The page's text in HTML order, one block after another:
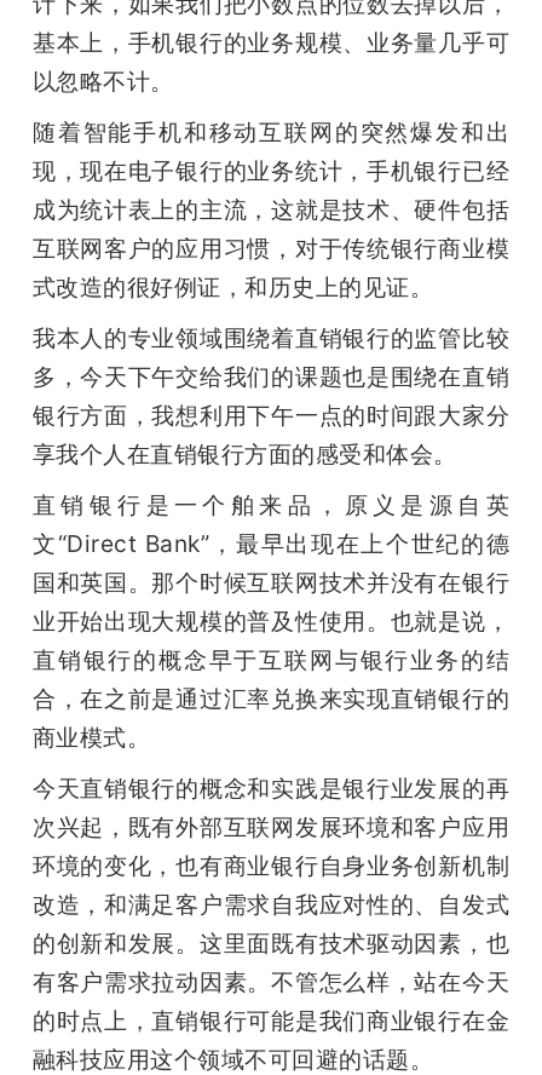
基本上，手机银行的业务规模、业务量几乎可
以忽略不计。
随着智能手机和移动互联网的突然爆发和出
现，现在电子银行的业务统计，手机银行已经
成为统计表上的主流，这就是技术、硬件包括
互联网客户的应用习惯，对于传统银行商业模
式改造的很好例证，和历史上的见证。
我本人的专业领域围绕着直销银行的监管比较
多，今天下午交给我们的课题也是围绕在直销
银行方面，我想利用下午一点的时间跟大家分
享我个人在直销银行方面的感受和体会。
直销银行是一个舶来品，原义是源自英
文“Direct Bank”，最早出现在上个世纪的德
国和英国。那个时候互联网技术并没有在银行
业开始出现大规模的普及性使用。也就是说，
直销银行的概念早于互联网与银行业务的结
合，在之前是通过汇率兑换来实现直销银行的
商业模式。
今天直销银行的概念和实践是银行业发展的再
次兴起，既有外部互联网发展环境和客户应用
环境的变化，也有商业银行自身业务创新机制
改造，和满足客户需求自我应对性的、自发式
的创新和发展。这里面既有技术驱动因素，也
有客户需求拉动因素。不管怎么样，站在今天
的时点上，直销银行可能是我们商业银行在金
融科技应用这个领域不可回避的话题。